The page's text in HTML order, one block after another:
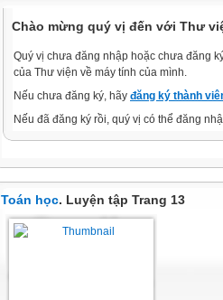
Chào mừng quý vị đến với Thư
Quý vị chưa đăng nhập hoặc chưa đăng
của Thư viện về máy tính của mình.
Nếu chưa đăng ký, hãy đăng ký thành
Nếu đã đăng ký rồi, quý vị có thể đăng
Toán học. Luyện tập Trang 13